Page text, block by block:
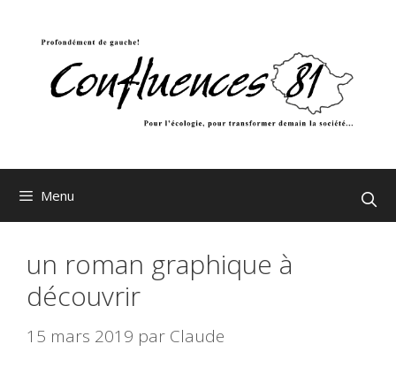
Menu
un roman graphique à
découvrir
15 mars 2019 par Claude